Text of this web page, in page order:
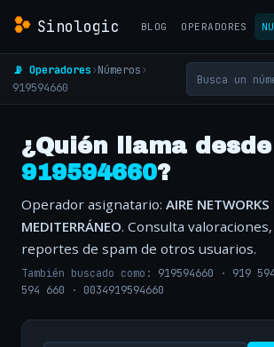
Sinologic BLOG OPERADORES
📡 Operadores›Números›
919594660
¿Quién llama desde
919594660?
Operador asignatario: AIRE NETWORKS
MEDITERRÁNEO. Consulta
reportes de spam de otros usuarios.
También buscado como: 919594660 · 919
594 660 · 0034919594660